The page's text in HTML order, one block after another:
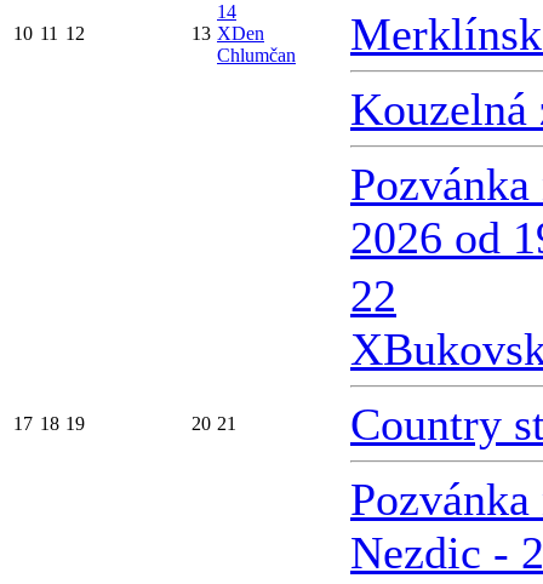
10 11 12 13
14
XDen
Chlumčan
Kouzelná
2026 od
17 18 19 20 21
22
X
Country
Nezdic -